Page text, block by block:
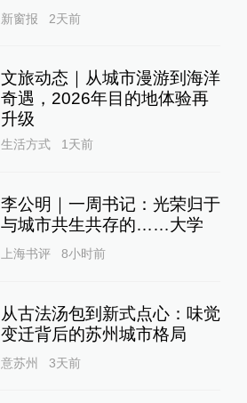
新窗报 2天前
文旅动态｜从城市漫游到海洋
奇遇，2026年目的地体验再
升级
生活方式 1天前
李公明｜一周书记：光荣归于
与城市共生共存的……大学
上海书评 8小时前
从古法汤包到新式点心：味觉
变迁背后的苏州城市格局
意苏州 3天前